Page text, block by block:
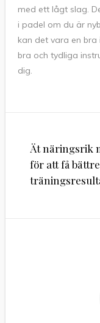
med ett lågt slag.
i padel om du är
kan det vara en
bra och tydliga
dig.
Ät näringsrik
för att få bättre